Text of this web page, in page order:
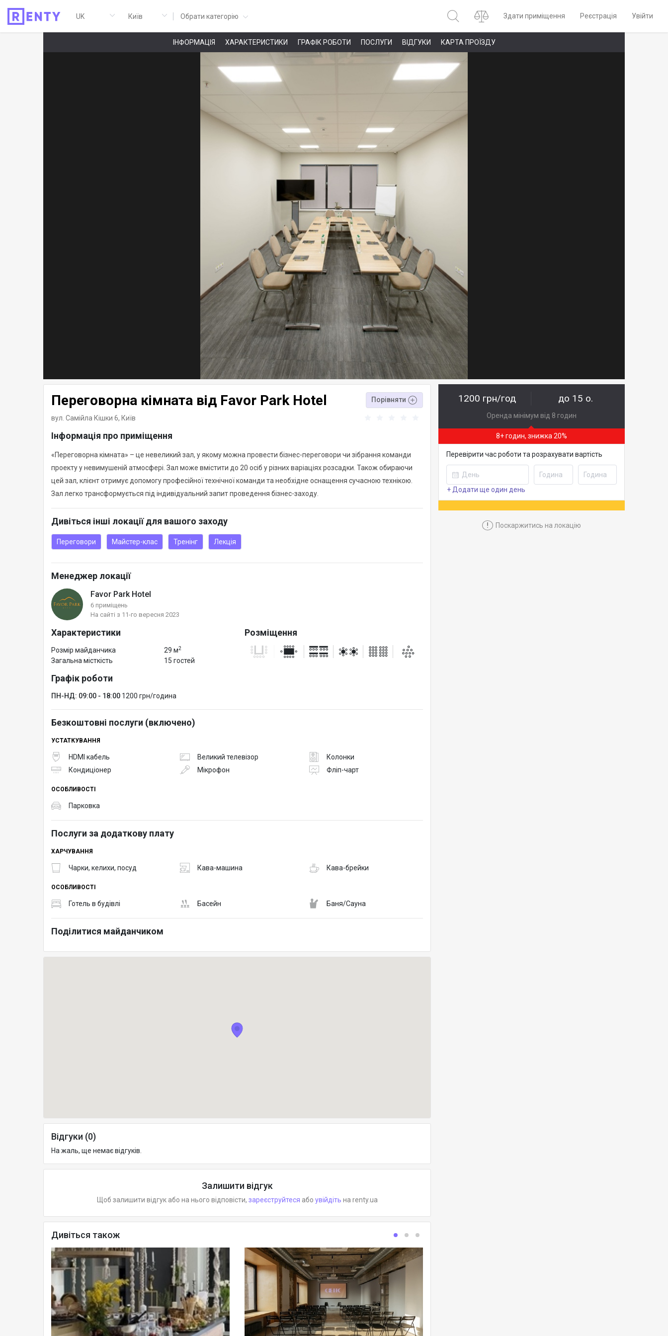
Обрати категорію Здати приміщення Реєстрація Увійти
ІНФОРМАЦІЯ ХАРАКТЕРИСТИКИ ГРАФІК РОБОТИ ПОСЛУГИ ВІДГУКИ КАРТА ПРОЇЗДУ
Переговорна кімната від Favor Park Hotel Порівняти
вул. Самійла Кішки 6, Київ
Інформація про приміщення
«Переговорна кімната» – це невеликий зал, у якому можна провести бізнес-переговори чи зібрання команди
проекту у невимушеній атмосфері. Зал може вмістити до 20 осіб у різних варіаціях розсадки. Також обираючи
цей зал, клієнт отримує допомогу професійної технічної команди та необхідне оснащення сучасною технікою.
Зал легко трансформується під індивідуальний запит проведення бізнес-заходу.
Дивіться інші локації для вашого заходу
Переговори Майстер-клас Тренінг Лекція
Менеджер локації
Favor Park Hotel
6 приміщень
На сайті з 11-го вересня 2023
Характеристики
Розмір майданчика 29 м2
Загальна місткість 15 гостей
Розміщення
Графік роботи
ПН-НД: 09:00 - 18:00 1200 грн/година
Безкоштовні послуги (включено)
УСТАТКУВАННЯ
HDMI кабель Великий телевізор
Колонки
Кондиціонер
Мікрофон Фліп-чарт
ОСОБЛИВОСТІ
Парковка
Послуги за додаткову плату
ХАРЧУВАННЯ
Чарки, келихи, посуд Кава-машина Кава-брейки
ОСОБЛИВОСТІ
Готель в будівлі Басейн Баня/Сауна
Поділитися майданчиком
Відгуки (0)
На жаль, ще немає відгуків.
Залишити відгук
Щоб залишити відгук або на нього відповісти, зареєструйтеся або увійдіть на renty.ua
Дивіться також
1200 грн/год до 15 о.
Оренда мінімум від 8 годин
8+ годин, знижка 20%
Перевірити час роботи та розрахувати вартість
+ Додати ще один день
! Поскаржитись на локацію